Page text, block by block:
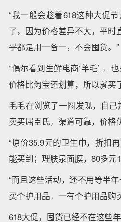
“我一般会趁着618这种大促
了，因为价格差异不大，平时
乎都是用一备一，不会囤货。”
“偶尔看到生鲜电商‘羊毛’ ，
价格比淘宝还划算，所以就买
毛毛在浏览了一圈发现，自
卖买屈臣氏，渠道可靠，价格
“原价35.9元的卫生巾，折扣
能买到；理肤泉面膜，80多元
“而且这些活动，还不用等半
买个护用品，一有个护用品购
618大促，囤货已经不在这些